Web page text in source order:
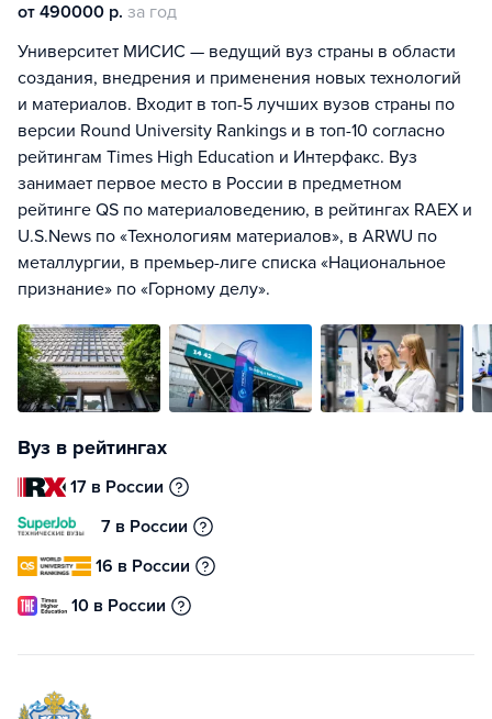
от 490000 р. за год
Университет МИСИС — ведущий вуз страны в области
создания, внедрения и применения новых технологий
и материалов. Входит в топ-5 лучших вузов страны по
версии Round University Rankings и в топ-10 согласно
рейтингам Times High Education и Интерфакс. Вуз
занимает первое место в России в предметном
рейтинге QS по материаловедению, в рейтингах RAEX и
U.S.News по «Технологиям материалов», в ARWU по
металлургии, в премьер-лиге списка «Национальное
признание» по «Горному делу».
Вуз в рейтингах
17 в России
7 в России
16 в России
10 в России